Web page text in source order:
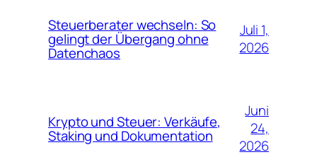
Steuerberater wechseln: So
gelingt der Übergang ohne
Datenchaos
Juli 1,
2026
Krypto und Steuer: Verkäufe,
Staking und Dokumentation
Juni
24,
2026